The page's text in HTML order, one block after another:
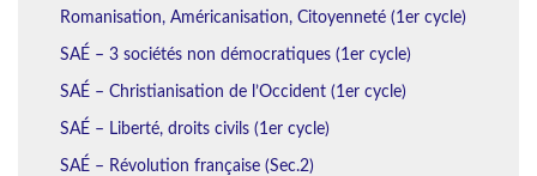
Romanisation, Américanisation, Citoyenneté (1er cycle)
SAÉ – 3 sociétés non démocratiques (1er cycle)
SAÉ – Christianisation de l’Occident (1er cycle)
SAÉ – Liberté, droits civils (1er cycle)
SAÉ – Révolution française (Sec.2)